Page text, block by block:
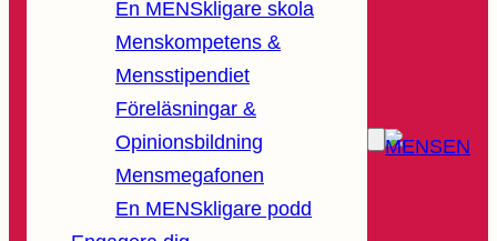
En MENSkligare skola
Menskompetens &
Mensstipendiet
Föreläsningar &
Opinionsbildning
Mensmegafonen
En MENSkligare podd